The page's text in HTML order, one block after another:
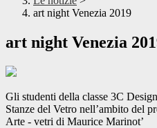
art night Venezia 2019
art night Venezia
Gli studenti della classe 3C
Stanze del Vetro nell’ambito del
Arte - vetri di Maurice Marinot’